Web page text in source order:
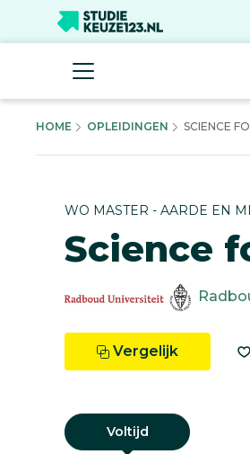
HOME OPLEIDINGEN SCIENCE
WO MASTER - AARDE EN
Science
Vergelijk
Voltijd